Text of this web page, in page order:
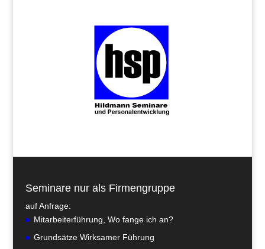
Seminare nur als Firmengruppe
auf Anfrage:
Mitarbeiterführung, Wo fange ich an?
Grundsätze Wirksamer Führung